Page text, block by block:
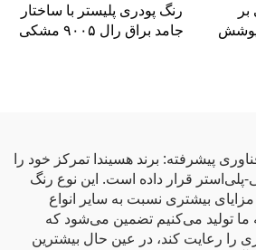
پوشش
رنگ پودری پلیستر با ساختار
جامد براق رال ۹۰۰۵ مشکی
پیشرفته: برند هسیندا تمرکز خود را
پلی‌استر قرار داده است. این نوع رنگ
بیشتری نسبت به سایر انواع
ما تولید می‌کنیم تضمین می‌شود که
را رعایت کند، در عین حال بیشترین